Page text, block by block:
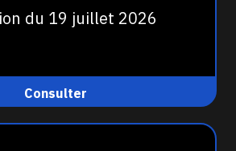
du 19 juillet 2026
Consulter